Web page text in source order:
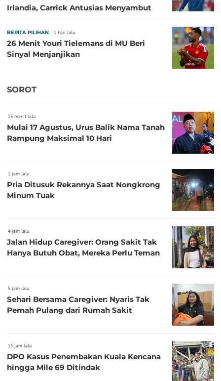
Irlandia, Carrick Antusias Menyambut
BERITA PILIHAN 1 hari lalu
26 Menit Youri Tielemans di MU Beri
Sinyal Menjanjikan
SOROT
23 menit lalu
Mulai 17 Agustus, Urus Balik Nama Tanah
Rampung Maksimal 10 Hari
1 jam lalu
Pria Ditusuk Rekannya Saat Nongkrong
Minum Tuak
4 jam lalu
Jalan Hidup Caregiver: Orang Sakit Tak
Hanya Butuh Obat, Mereka Perlu Teman
5 jam lalu
Sehari Bersama Caregiver: Nyaris Tak
Pernah Pulang dari Rumah Sakit
15 jam lalu
DPO Kasus Penembakan Kuala Kencana
hingga Mile 69 Ditindak